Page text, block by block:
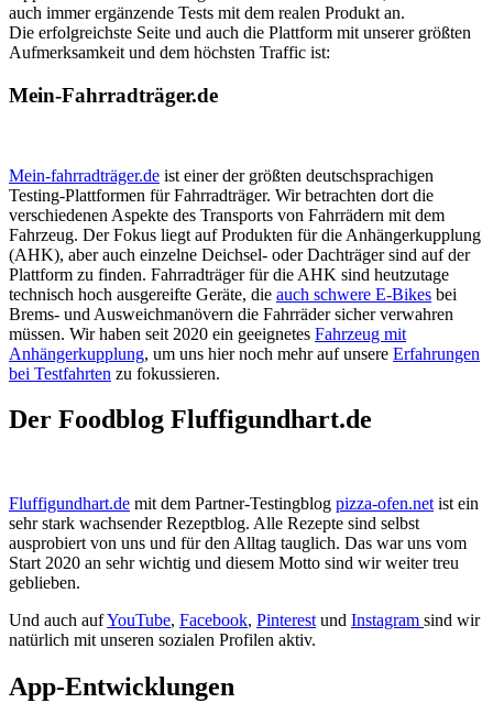
auch immer ergänzende Tests mit dem realen Produkt an.
Die erfolgreichste Seite und auch die Plattform mit unserer größten
Aufmerksamkeit und dem höchsten Traffic ist:
Mein-Fahrradträger.de
Mein-fahrradträger.de ist einer der größten deutschsprachigen
Testing-Plattformen für Fahrradträger. Wir betrachten dort die
verschiedenen Aspekte des Transports von Fahrrädern mit dem
Fahrzeug. Der Fokus liegt auf Produkten für die Anhängerkupplung
(AHK), aber auch einzelne Deichsel- oder Dachträger sind auf der
Plattform zu finden. Fahrradträger für die AHK sind heutzutage
technisch hoch ausgereifte Geräte, die auch schwere E-Bikes bei
Brems- und Ausweichmanövern die Fahrräder sicher verwahren
müssen. Wir haben seit 2020 ein geeignetes Fahrzeug mit
Anhängerkupplung, um uns hier noch mehr auf unsere Erfahrungen
bei Testfahrten zu fokussieren.
Der Foodblog Fluffigundhart.de
Fluffigundhart.de mit dem Partner-Testingblog pizza-ofen.net ist ein
sehr stark wachsender Rezeptblog. Alle Rezepte sind selbst
ausprobiert von uns und für den Alltag tauglich. Das war uns vom
Start 2020 an sehr wichtig und diesem Motto sind wir weiter treu
geblieben.
Und auch aufYouTube, Facebook, Pinterest und Instagram sind wir
natürlich mit unseren sozialen Profilen aktiv.
App-Entwicklungen